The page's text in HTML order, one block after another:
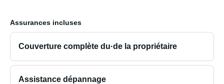
Assurances incluses
Couverture complète du·de la propriétaire
Assistance dépannage